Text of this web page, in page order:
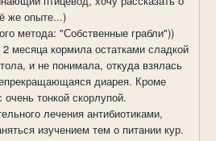
же опыте...)
метода: "Собственные грабли"))
месяца кормила остатками сладкой
и не понимала, откуда взялась
диарея. Кроме
тонкой скорлупой.
лечения антибиотиками,
изучением тем о питании кур.